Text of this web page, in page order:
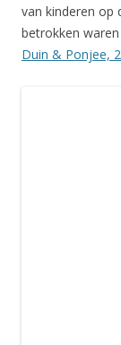
van kinderen op
betrokken
Duin & Ponjee,